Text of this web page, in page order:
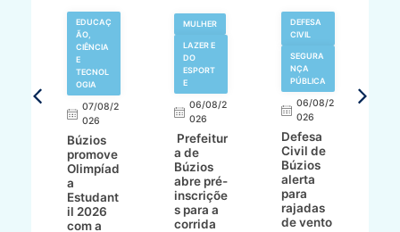
EDUCAÇ
ÃO,
CIÊNCIA
E
TECNOL
OGIA
07/08/2
026
Búzios
promove
Olimpíad
a
Estudant
il 2026
com a
MULHER
LAZER E
DO
ESPORT
E
06/08/2
026
Prefeitur
a de
Búzios
abre pré-
inscriçõe
s para a
corrida
DEFESA
CIVIL
SEGURA
NÇA
PÚBLICA
06/08/2
026
Defesa
Civil de
Búzios
alerta
para
rajadas
de vento